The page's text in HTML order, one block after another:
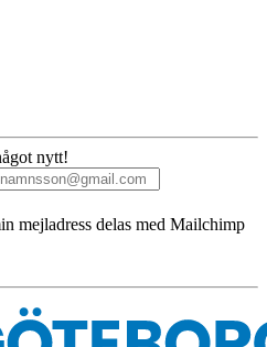
nytt!
mejladress delas med Mailchimp